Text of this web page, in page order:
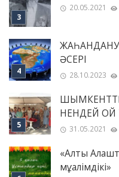
20.05.2021
ӘСЕРІ
28.10.2023
НЕНДЕЙ ОЙ
31.05.2021
«Алты
мұғалімдікі»